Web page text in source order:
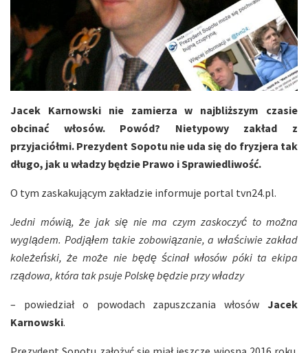
Jacek Karnowski nie zamierza w najbliższym czasie
obcinać włosów. Powód? Nietypowy zakład z
przyjaciółmi. Prezydent Sopotu nie uda się do fryzjera tak
długo, jak u władzy będzie Prawo i Sprawiedliwość.
O tym zaskakującym zakładzie informuje portal tvn24.pl.
Jedni mówią, że jak się nie ma czym zaskoczyć to można
wyglądem. Podjąłem takie zobowiązanie, a właściwie zakład
koleżeński, że może nie będę ścinał włosów póki ta ekipa
rządowa, która tak psuje Polskę będzie przy władzy
– powiedział o powodach zapuszczania włosów Jacek
Karnowski.